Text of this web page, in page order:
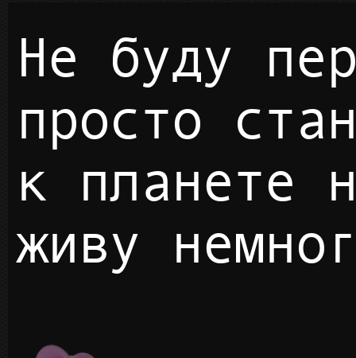
Не буду переезжать, а
просто
к планете
живу